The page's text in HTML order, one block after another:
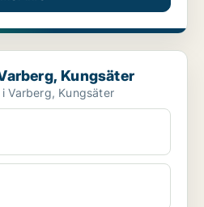
Kungsäter
Varberg, Kungsäter